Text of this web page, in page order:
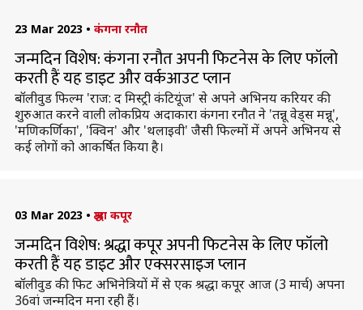
23 Mar 2023 • कंगना रनौत
जन्मदिन विशेष: कंगना रनौत अपनी फिटनेस के लिए फॉलो
करती हैं यह डाइट और वर्कआउट प्लान
बॉलीवुड फिल्म 'राज: द मिस्ट्री कंटियूंज' से अपने अभिनय करियर की
शुरुआत करने वाली लोकप्रिय अदाकारा कंगना रनौत ने 'तन्नू वेड्स मन्नू',
'मणिकर्णिका', 'क्विन' और 'थलाइवी' जैसी फिल्मों में अपने अभिनय से
कई लोगों को आकर्षित किया है।
03 Mar 2023 • श्रद्धा कपूर
जन्मदिन विशेष: श्रद्धा कपूर अपनी फिटनेस के लिए फॉलो
करती हैं यह डाइट और एक्सरसाइज प्लान
बॉलीवुड की फिट अभिनेत्रियों में से एक श्रद्धा कपूर आज (3 मार्च) अपना
36वां जन्मदिन मना रही हैं।